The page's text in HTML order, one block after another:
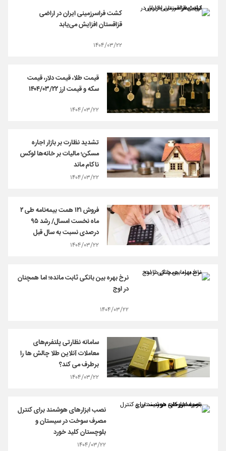
کشت فراسرزمینی ایران در اراضی
قزاقستان افزایش می‌‌یابد
۱۴۰۴/۰۳/۲۲
قیمت طلا، قیمت دلار، قیمت
سکه و قیمت ارز ۱۴۰۴/۰۳/۲۲
۱۴۰۴/۰۳/۲۲
تشدید نظارت بر بازار اجاره
مسکن؛ مالیات بر خانه‌ها لوکس
ناکام ماند
۱۴۰۴/۰۳/۲۲
فروش ۱۲۱ همت بیمه‌نامه طی ۲
ماه نخست امسال/ رشد ۹۵
درصدی نسبت به سال قبل
۱۴۰۴/۰۳/۲۲
نرخ بهره بین بانکی ثابت مانده؛ اما همچنان
در اوج
۱۴۰۴/۰۳/۲۲
سامانه نظارتی پلتفرم‌های
معاملات آنلاین طلا چالش ها را
برطرف می کند؟
۱۴۰۴/۰۳/۲۲
نصب ابزارهای هوشمند برای کنترل
مصرف سوخت در سیستان و
بلوچستان کلید خورد
۱۴۰۴/۰۳/۲۲